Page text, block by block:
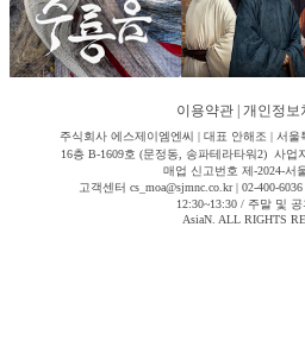
이용약관 개인정보
주식회사 에스제이엠엔씨 | 대표 안해조 | 서
16층 B-1609호 (문정동, 송파테라타워2) 사업
매업 신고번호 제-2024-서
고객센터 cs_moa@sjmnc.co.kr | 02-400-
12:30~13:30 / 주말 및
AsiaN. ALL RIGHTS